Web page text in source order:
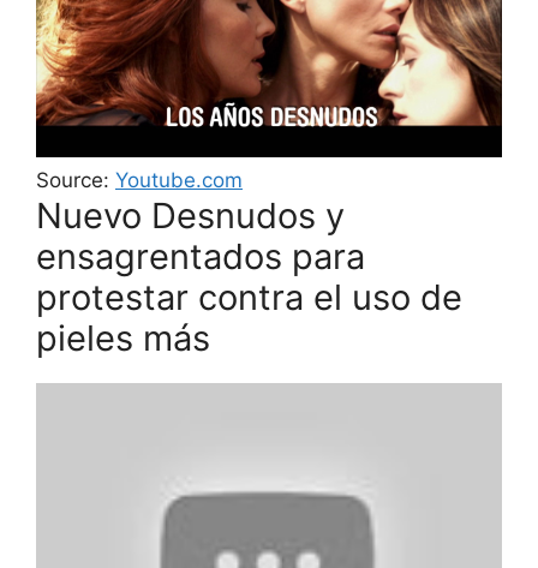
Source: Youtube.com
Nuevo Desnudos y
ensagrentados para
protestar contra el uso de
pieles más